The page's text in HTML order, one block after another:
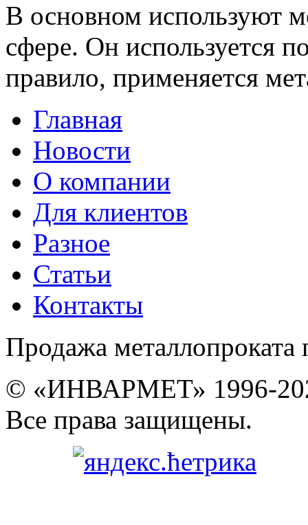
В основном используют
сфере. Он используется
правило, применяется
Главная
Новости
О компании
Для клиентов
Разное
Статьи
Контакты
Продажа металлопроката
© «ИНВАРМЕТ» 1996-
Все права защищены.